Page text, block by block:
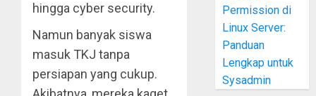
hingga cyber security.
Namun banyak siswa
masuk TKJ tanpa
persiapan yang cukup.
Permission di
Linux Server:
Panduan
Lengkap untuk
Sysadmin